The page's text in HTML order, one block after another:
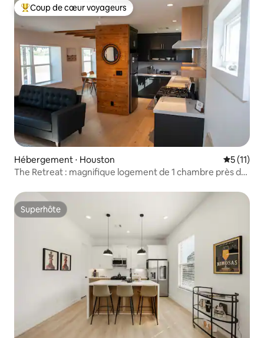
Coups de cœur voyageurs les plus appréciés
Coup de cœur voyageurs
Hébergement ⋅ Houston
5 (11)
The Retreat : magnifique logement de 1 chambre près du
Superhôte
Superhôte